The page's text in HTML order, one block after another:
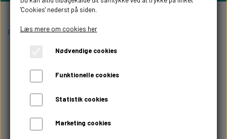
PERSONLIGE GAVER
BRYLLUPS GAVER
DÅBSGAVER/ NAVNGIVNING
SKILTE TIL FESTEN
WILLOW TREE FIGURER
WILLOW TREE BRYLLUPS FIGURER
Forside Willow Tree figurer
'Cookies' nederst på siden.
Læs mere om cookies her
Nødvendige cookies
Funktionelle cookies
Statistik cookies
Marketing cookies